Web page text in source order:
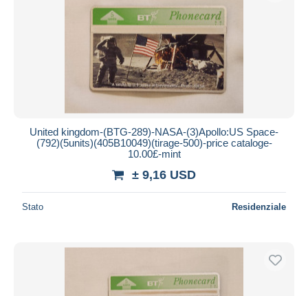
United kingdom-(BTG-289)-NASA-(3)Apollo:US Space-
(792)(5units)(405B10049)(tirage-500)-price cataloge-
10.00£-mint
± 9,16 USD
Stato Residenziale